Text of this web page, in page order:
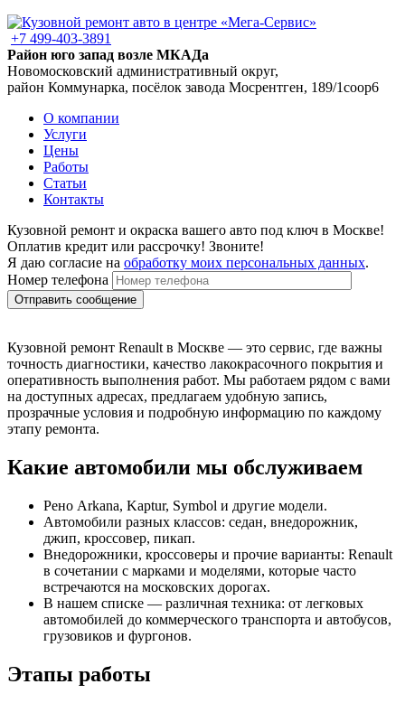
+7 499-403-3891
Район юго запад возле МКАДа
Новомосковский административный округ,
район Коммунарка, посёлок завода Мосрентген, 189/1соор6
О компании
Услуги
Цены
Работы
Статьи
Контакты
Кузовной ремонт и окраска вашего авто под ключ в Москве!
Оплатив кредит или рассрочку! Звоните!
Я даю согласие на обработку моих персональных данных.
Номер телефона
Кузовной ремонт Renault в Москве — это сервис, где важны
точность диагностики, качество лакокрасочного покрытия и
оперативность выполнения работ. Мы работаем рядом с вами
на доступных адресах, предлагаем удобную запись,
прозрачные условия и подробную информацию по каждому
этапу ремонта.
Какие автомобили мы обслуживаем
Рено Arkana, Kaptur, Symbol и другие модели.
Автомобили разных классов: седан, внедорожник,
джип, кроссовер, пикап.
Внедорожники, кроссоверы и прочие варианты: Renault
в сочетании с марками и моделями, которые часто
встречаются на московских дорогах.
В нашем списке — различная техника: от легковых
автомобилей до коммерческого транспорта и автобусов,
грузовиков и фургонов.
Этапы работы